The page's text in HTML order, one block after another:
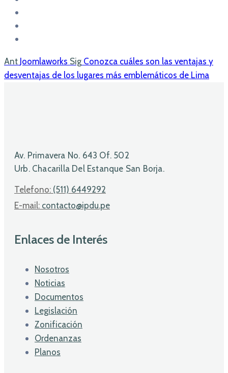
Ant Joomlaworks Sig Conozca cuáles son las ventajas y
desventajas de los lugares más emblemáticos de Lima
Av. Primavera No. 643 Of. 502
Urb. Chacarilla Del Estanque San Borja.
Telefono: (511) 6449292
E-mail: contacto@ipdu.pe
Enlaces de Interés
Nosotros
Noticias
Documentos
Legislación
Zonificación
Ordenanzas
Planos